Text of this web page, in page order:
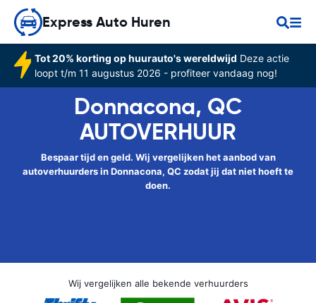
Express Auto Huren
Tot 20% korting op huurauto's wereldwijd Deze actie
loopt t/m 11 augustus 2026 - profiteer vandaag nog!
Donnacona, QC
AUTOVERHUUR
Bespaar tijd en geld. Wij vergelijken het aanbod van
autoverhuurders in Donnacona, QC zodat jij dat niet hoeft te
doen.
Wij vergelijken alle bekende verhuurders